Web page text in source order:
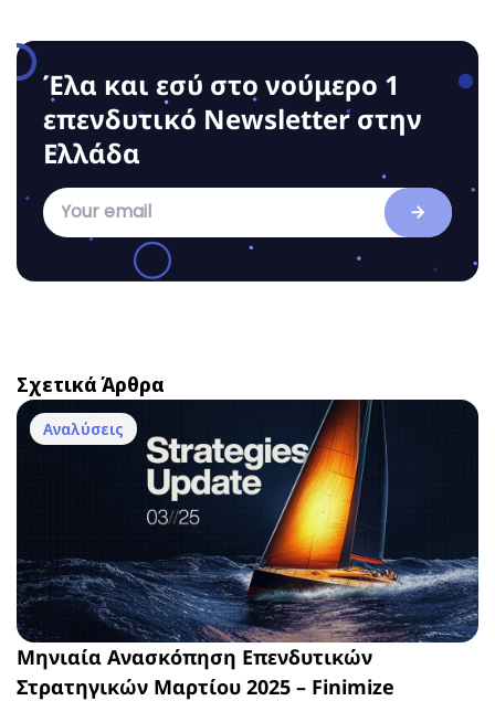
Έλα και εσύ στο νούμερο 1
επενδυτικό Νewsletter στην
Ελλάδα
Σχετικά Άρθρα
Αναλύσεις
Μηνιαία Ανασκόπηση Επενδυτικών
Στρατηγικών Μαρτίου 2025 – Finimize